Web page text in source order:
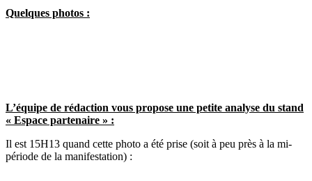
Quelques photos :
L’équipe de rédaction vous propose une petite analyse du stand
« Espace partenaire » :
Il est 15H13 quand cette photo a été prise (soit à peu près à la mi-
période de la manifestation) :